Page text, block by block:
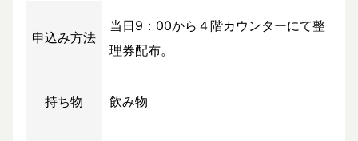
申込み方法
当日9：00から４階カウンターにて整
理券配布。
持ち物 飲み物